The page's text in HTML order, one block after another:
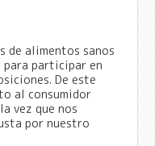
de alimentos sanos
para participar en
De este
al consumidor
vez que nos
por nuestro